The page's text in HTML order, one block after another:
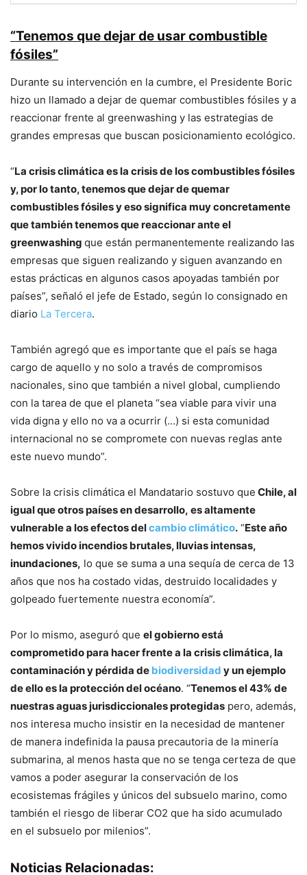
“Tenemos que dejar de usar combustible
fósiles”
Durante su intervención en la cumbre, el Presidente Boric
hizo un llamado a dejar de quemar combustibles fósiles y a
reaccionar frente al greenwashing y las estrategias de
grandes empresas que buscan posicionamiento ecológico.
“La crisis climática es la crisis de los combustibles fósiles
y, por lo tanto, tenemos que dejar de quemar
combustibles fósiles y eso significa muy concretamente
que también tenemos que reaccionar ante el
greenwashing que están permanentemente realizando las
empresas que siguen realizando y siguen avanzando en
estas prácticas en algunos casos apoyadas también por
países”, señaló el jefe de Estado, según lo consignado en
diario La Tercera.
También agregó que es importante que el país se haga
cargo de aquello y no solo a través de compromisos
nacionales, sino que también a nivel global, cumpliendo
con la tarea de que el planeta “sea viable para vivir una
vida digna y ello no va a ocurrir (…) si esta comunidad
internacional no se compromete con nuevas reglas ante
este nuevo mundo”.
Sobre la crisis climática el Mandatario sostuvo que Chile, al
igual que otros países en desarrollo, es altamente
vulnerable a los efectos delcambio climático. “Este año
hemos vivido incendios brutales, lluvias intensas,
inundaciones, lo que se suma a una sequía de cerca de 13
años que nos ha costado vidas, destruido localidades y
golpeado fuertemente nuestra economía”.
Por lo mismo, aseguró que el gobierno está
comprometido para hacer frente a la crisis climática, la
contaminación y pérdida de biodiversidad y un ejemplo
de ello es la protección del océano. “Tenemos el 43% de
nuestras aguas jurisdiccionales protegidas pero, además,
nos interesa mucho insistir en la necesidad de mantener
de manera indefinida la pausa precautoria de la minería
submarina, al menos hasta que no se tenga certeza de que
vamos a poder asegurar la conservación de los
ecosistemas frágiles y únicos del subsuelo marino, como
también el riesgo de liberar CO2 que ha sido acumulado
en el subsuelo por milenios”.
Noticias Relacionadas: